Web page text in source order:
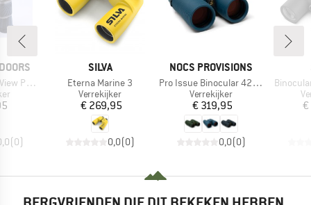
Porro
(0)
MERK
SILVA
Artikel
Eterna Marine 3
Productgroep
Verrekijker
Prijs
€ 269,95
0,0(0)
MERK
NOCS PROVISIONS
Artikel
Pro Issue Binocular 42 mm
Productgroep
Verrekijker
Prijs
€ 319,95
0,0(0)
Artikel
€